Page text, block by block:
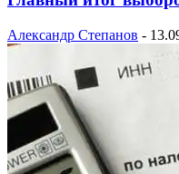
Александр Степанов -